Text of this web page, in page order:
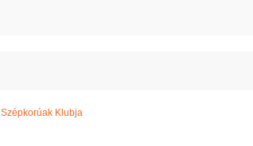
Szépkorúak Klubja